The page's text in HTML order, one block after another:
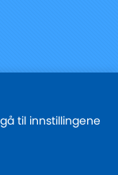
til innstillingene